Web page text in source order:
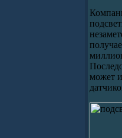
может